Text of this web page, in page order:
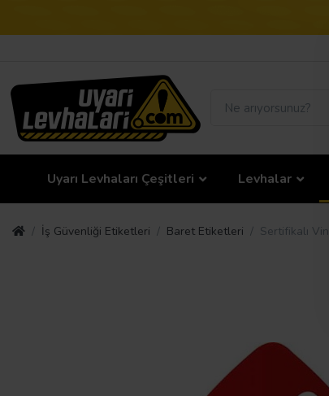
Uyarı Levhaları Çeşitleri Levhalar
İş Güvenliği Etiketleri Baret Etiketleri Sertifikalı